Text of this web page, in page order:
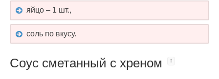
яйцо – 1 шт.,
соль по вкусу.
Соус сметанный с хреном